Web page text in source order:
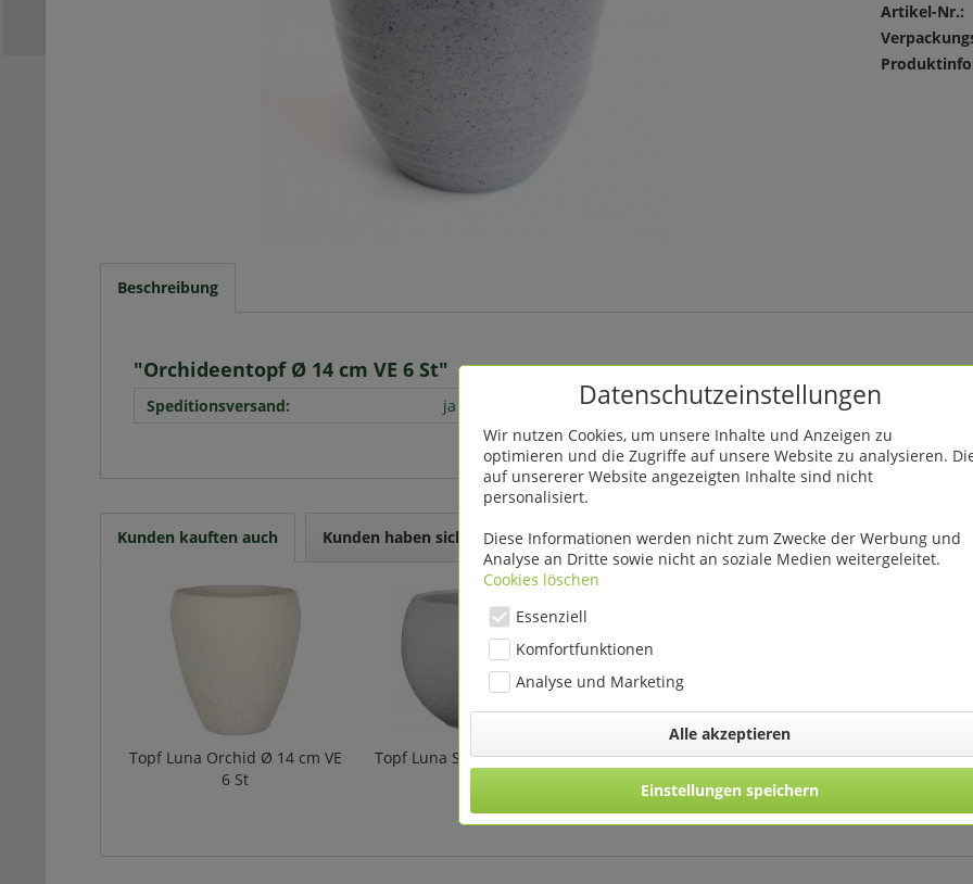
Artikel-Nr.:
Beschreibung
"Orchideentopf Ø 14 cm VE 6 St"
Speditionsversand: ja
Kunden kauften auch Kunden haben sich ebenfalls angesehen
Topf Luna Orchid Ø 14 cm VE
6 St
Topf Luna Sphere Ø 17 cm VE
Topf Luna Sphere Ø 14 cm VE
Orchideentopf
Datenschutzeinstellungen
Wir nutzen Cookies, um unsere Inhalte und Anzeigen zu
optimieren und die Zugriffe auf unsere Website zu analysieren.
auf unsererer Website angezeigten Inhalte sind nicht
personalisiert.
Diese Informationen werden nicht zum Zwecke der Werbung und
Analyse an Dritte sowie nicht an soziale Medien weitergeleitet.
Cookies löschen
Essenziell
Komfortfunktionen
Analyse und Marketing
Alle akzeptieren
Einstellungen speichern